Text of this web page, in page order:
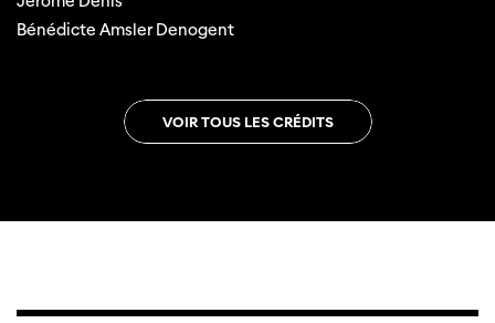
Bénédicte Amsler Denogent
VOIR TOUS LES CRÉDITS